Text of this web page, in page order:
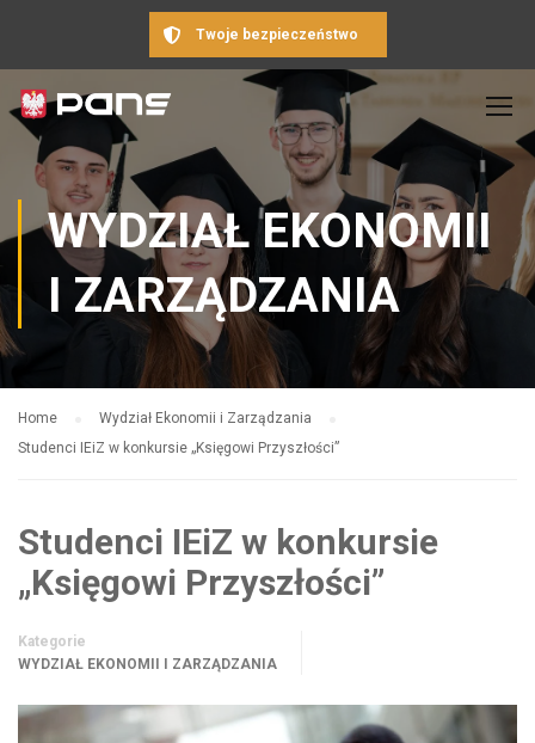
Twoje bezpieczeństwo
WYDZIAŁ EKONOMII
I ZARZĄDZANIA
Home
Wydział Ekonomii i Zarządzania
Studenci IEiZ w konkursie „Księgowi Przyszłości”
Studenci IEiZ w konkursie
„Księgowi Przyszłości”
Kategorie
WYDZIAŁ EKONOMII I ZARZĄDZANIA